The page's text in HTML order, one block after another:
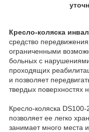
Кресло-коляска
средство
ограниченными
больных с
проходящих
и позволяет
твердых поверхностях
Кресло-коляска
позволяет ее легко
занимает много места